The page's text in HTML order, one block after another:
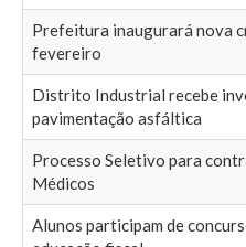
Prefeitura inaugurará nova
fevereiro
Distrito Industrial recebe
pavimentação asfáltica
Processo Seletivo para
Médicos
Alunos participam de